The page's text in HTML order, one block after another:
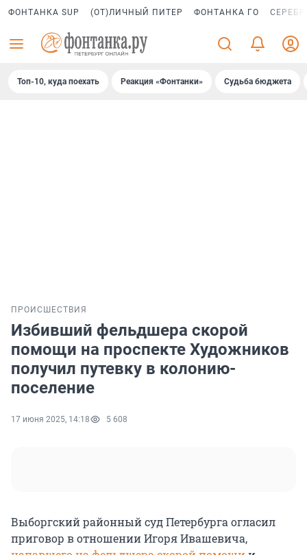
ФОНТАНКА SUP (ОТ)ЛИЧНЫЙ ПИТЕР ФОНТАНКА ГО
Топ-10, куда поехать Реакция «Фонтанки» Судьба бюджета
ПРОИСШЕСТВИЯ
Избивший фельдшера скорой
помощи на проспекте Художников
получил путевку в колонию-
поселение
17 июня 2025, 14:18 5 608
Выборгский районный суд Петербурга огласил
приговор в отношении Игоря Ивашевича,